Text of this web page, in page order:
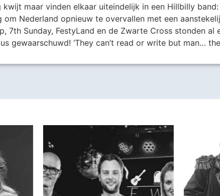
maar vinden elkaar uiteindelijk in een Hillbilly
om Nederland opnieuw te overvallen met een
7th Sunday, FestyLand en de Zwarte Cross stonden
gewaarschuwd! ‘They can’t read or write but man…